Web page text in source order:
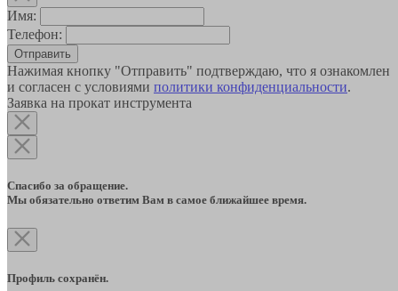
Имя:
Телефон:
Отправить
Нажимая кнопку "Отправить" подтверждаю, что я ознакомлен
и согласен с условиями политики конфиденциальности.
Заявка на прокат инструмента
Спасибо за обращение.
Мы обязательно ответим Вам в самое ближайшее время.
Профиль сохранён.